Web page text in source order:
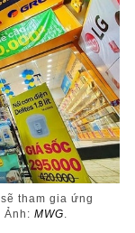
tham gia ứng
Ảnh:MWG.